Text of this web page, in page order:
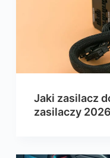
Jaki zasilacz
zasilaczy 2026